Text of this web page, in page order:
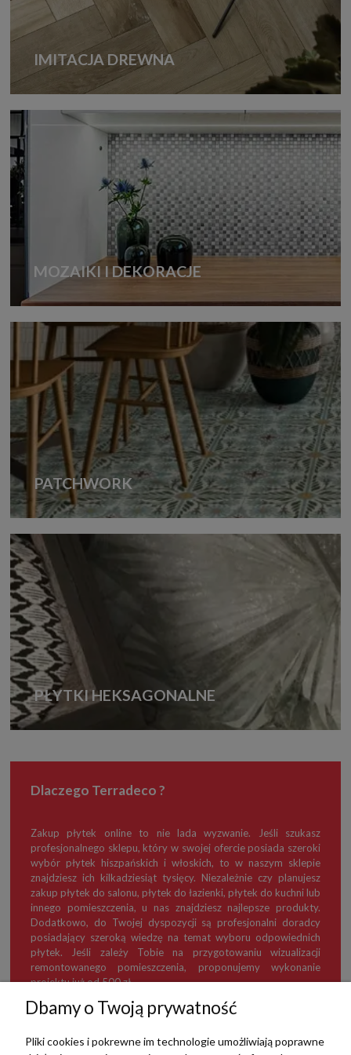
IMITACJA DREWNA
MOZAIKI I DEKORACJE
PATCHWORK
PŁYTKI HEKSAGONALNE
Dlaczego Terradeco ?
Zakup płytek online to nie lada wyzwanie. Jeśli szukasz
profesjonalnego sklepu, który w swojej ofercie posiada szeroki
wybór płytek hiszpańskich i włoskich, to w naszym sklepie
znajdziesz ich kilkadziesiąt tysięcy. Niezależnie czy planujesz
zakup płytek do salonu, płytek do łazienki, płytek do kuchni lub
innego pomieszczenia, u nas znajdziesz najlepsze produkty.
Dodatkowo, do Twojej dyspozycji są profesjonalni doradcy
posiadający szeroką wiedzę na temat wyboru odpowiednich
płytek. Jeśli zależy Tobie na przygotowaniu wizualizacji
remontowanego pomieszczenia, proponujemy wykonanie
projektu już od 500 zł.
Dbamy o Twoją prywatność
Pliki cookies i pokrewne im technologie umożliwiają poprawne